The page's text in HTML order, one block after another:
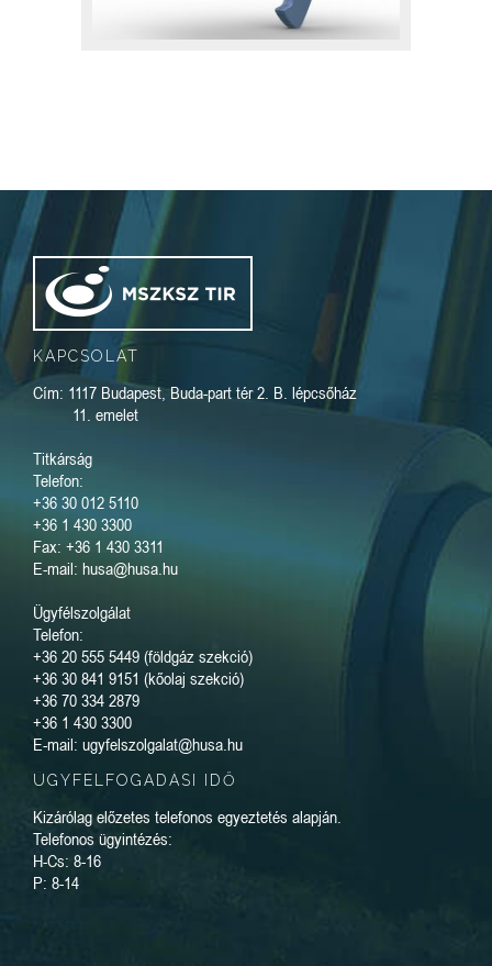
KAPCSOLAT
Cím: 1117 Budapest, Buda-part tér 2. B. lépcsőház
11. emelet
Titkárság
Telefon:
+36 30 012 5110
+36 1 430 3300
Fax: +36 1 430 3311
E-mail: husa@husa.hu
Ügyfélszolgálat
Telefon:
+36 20 555 5449 (földgáz szekció)
+36 30 841 9151 (kőolaj szekció)
+36 70 334 2879
+36 1 430 3300
E-mail: ugyfelszolgalat@husa.hu
ÜGYFÉLFOGADÁSI IDŐ
Kizárólag előzetes telefonos egyeztetés alapján.
Telefonos ügyintézés:
H-Cs: 8-16
P: 8-14